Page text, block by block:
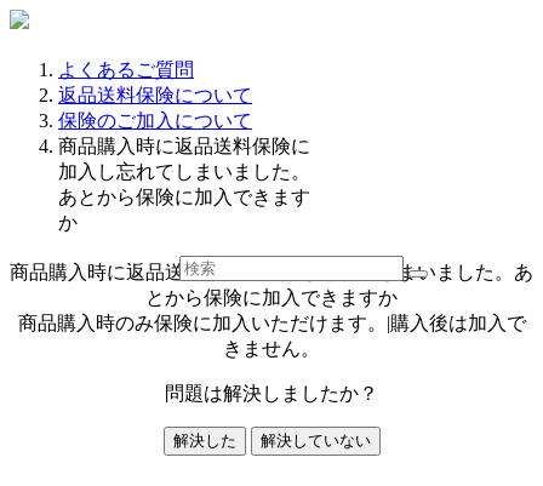
よくあるご質問
返品送料保険について
保険のご加入について
商品購入時に返品送料保険に
加入し忘れてしまいました。
あとから保険に加入できます
か
商品購入時に返品送料保険に加入し忘れてしまいました。あ
とから保険に加入できますか
商品購入時のみ保険に加入いただけます。|購入後は加入で
きません。
問題は解決しましたか？
解決した 解決していない